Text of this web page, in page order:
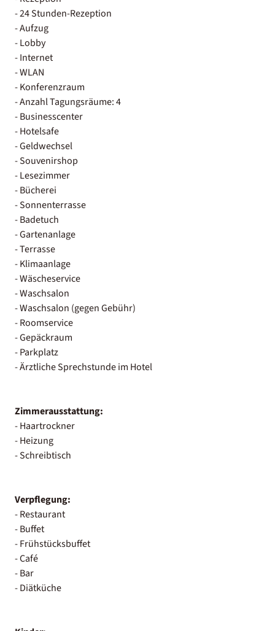
- 24 Stunden-Rezeption
- Aufzug
- Lobby
- Internet
- WLAN
- Konferenzraum
- Anzahl Tagungsräume: 4
- Businesscenter
- Hotelsafe
- Geldwechsel
- Souvenirshop
- Lesezimmer
- Bücherei
- Sonnenterrasse
- Badetuch
- Gartenanlage
- Terrasse
- Klimaanlage
- Wäscheservice
- Waschsalon
- Waschsalon (gegen Gebühr)
- Roomservice
- Gepäckraum
- Parkplatz
- Ärztliche Sprechstunde im Hotel
Zimmerausstattung:
- Haartrockner
- Heizung
- Schreibtisch
Verpflegung:
- Restaurant
- Buffet
- Frühstücksbuffet
- Café
- Bar
- Diätküche